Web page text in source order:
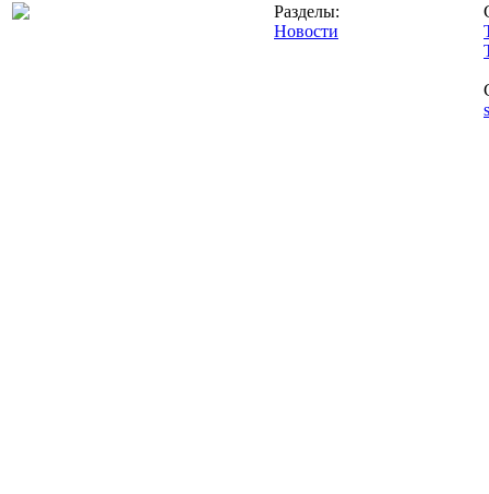
Разделы:
Новости